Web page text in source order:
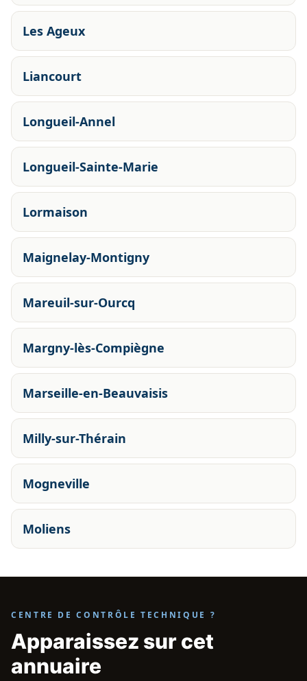
Les Ageux
Liancourt
Longueil-Annel
Longueil-Sainte-Marie
Lormaison
Maignelay-Montigny
Mareuil-sur-Ourcq
Margny-lès-Compiègne
Marseille-en-Beauvaisis
Milly-sur-Thérain
Mogneville
Moliens
CENTRE DE CONTRÔLE TECHNIQUE ?
Apparaissez sur cet
annuaire